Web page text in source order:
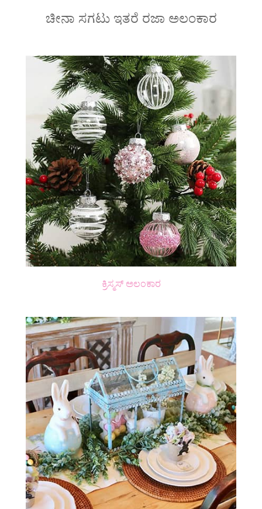
ಚೀನಾ ಸಗಟು ಇತರೆ ರಜಾ ಅಲಂಕಾರ
ಕ್ರಿಸ್ಮಸ್ ಅಲಂಕಾರ